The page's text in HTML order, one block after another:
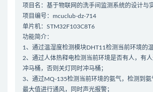
项目名：基于物联网的洗手间监测系统的设计与
项目编号：mcuclub-dz-714
单片机：STM32F103C8T6
功能简介：
1、通过温湿度检测模块DHT11检测当前环境的温
2、通过人体热释电检测当前环境是否有人，有
冲马桶，否则关灯同时冲马桶；
3、通过MQ-135检测当前环境的氨气，检测到氨
最大值进行通风，同时声光报警；